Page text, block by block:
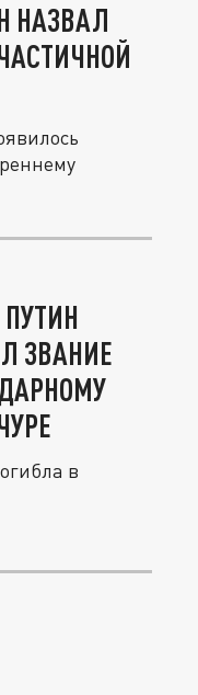
НАЗВАЛ
ЗВАНИЕ
в